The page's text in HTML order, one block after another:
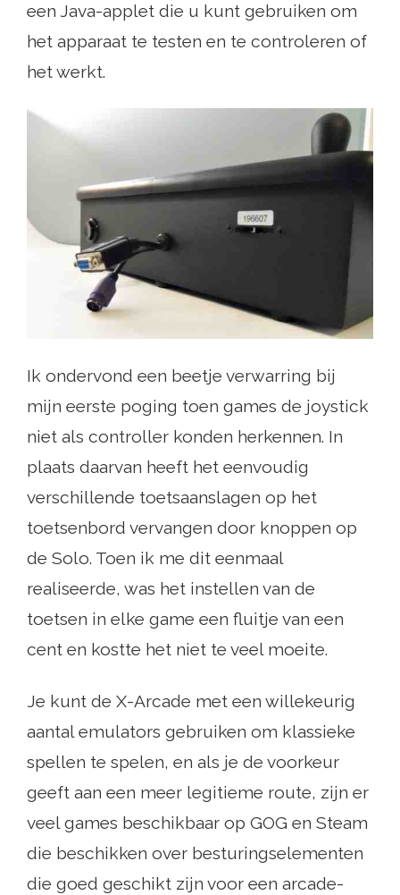
een Java-applet die u kunt gebruiken om
het apparaat te testen en te controleren of
het werkt.
Ik ondervond een beetje verwarring bij
mijn eerste poging toen games de joystick
niet als controller konden herkennen. In
plaats daarvan heeft het eenvoudig
verschillende toetsaanslagen op het
toetsenbord vervangen door knoppen op
de Solo. Toen ik me dit eenmaal
realiseerde, was het instellen van de
toetsen in elke game een fluitje van een
cent en kostte het niet te veel moeite.
Je kunt de X-Arcade met een willekeurig
aantal emulators gebruiken om klassieke
spellen te spelen, en als je de voorkeur
geeft aan een meer legitieme route, zijn er
veel games beschikbaar op GOG en Steam
die beschikken over besturingselementen
die goed geschikt zijn voor een arcade-